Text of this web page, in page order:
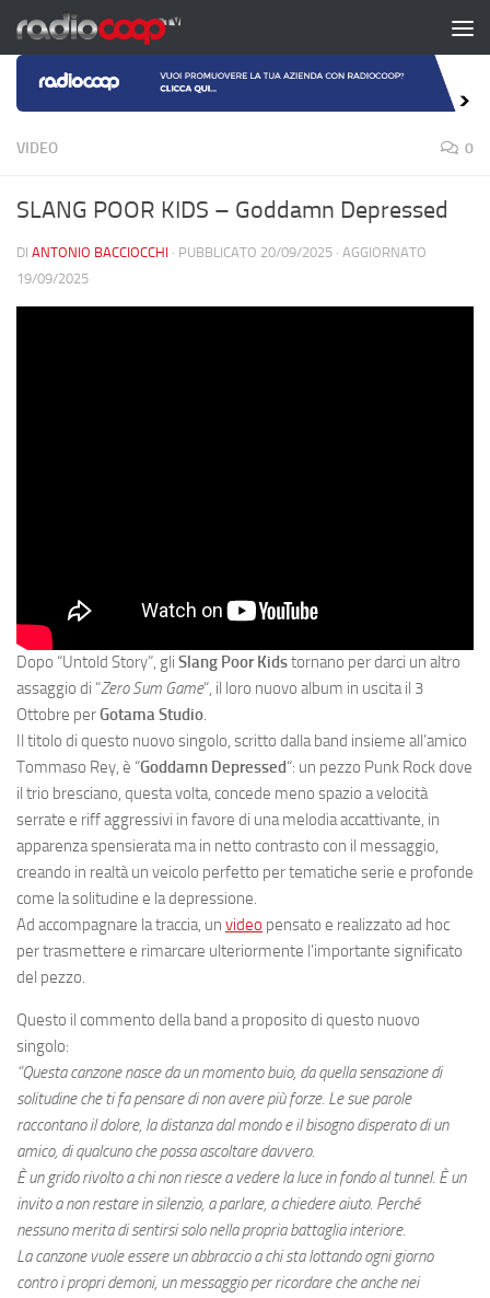
Salta al contenuto
VIDEO 0
SLANG POOR KIDS – Goddamn Depressed
DI ANTONIO BACCIOCCHI · PUBBLICATO 20/09/2025 · AGGIORNATO
19/09/2025
Dopo “Untold Story”, gli Slang Poor Kidstornano per darci un altro
assaggio di “Zero Sum Game“, il loro nuovo album in uscita il 3
Ottobre perGotama Studio.
Il titolo di questo nuovo singolo, scritto dalla band insieme all’amico
Tommaso Rey, è “Goddamn Depressed“: un pezzo Punk Rock dove
il trio bresciano, questa volta, concede meno spazio a velocità
serrate e riff aggressivi in favore di una melodia accattivante, in
apparenza spensierata ma in netto contrasto con il messaggio,
creando in realtà un veicolo perfetto per tematiche serie e profonde
come la solitudine e la depressione.
Ad accompagnare la traccia, un video pensato e realizzato ad hoc
per trasmettere e rimarcare ulteriormente l’importante significato
del pezzo.
Questo il commento della band a proposito di questo nuovo
singolo:
“Questa canzone nasce da un momento buio, da quella sensazione di
solitudine che ti fa pensare di non avere più forze. Le sue parole
raccontano il dolore, la distanza dal mondo e il bisogno disperato di un
amico, di qualcuno che possa ascoltare davvero.
È un grido rivolto a chi non riesce a vedere la luce in fondo al tunnel. È un
invito a non restare in silenzio, a parlare, a chiedere aiuto. Perché
nessuno merita di sentirsi solo nella propria battaglia interiore.
La canzone vuole essere un abbraccio a chi sta lottando ogni giorno
contro i propri demoni, un messaggio per ricordare che anche nei